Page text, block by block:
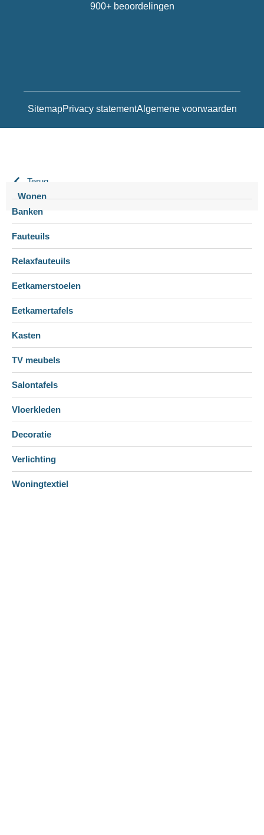
SitemapPrivacy statementAlgemene voorwaarden
900+ beoordelingen
Terug
Wonen
Banken
Fauteuils
Relaxfauteuils
Eetkamerstoelen
Eetkamertafels
Kasten
TV meubels
Salontafels
Vloerkleden
Decoratie
Verlichting
Woningtextiel